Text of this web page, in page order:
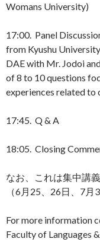
Womans University)
17:00. Panel
from Kyushu
DAE with Mr. Jodoi
of 8 to 10 questions
experiences related to
17:45. Q & A
18:05. Closing
なお、これは集中講
（6月25、26日、7月
For more information
Faculty of Languages